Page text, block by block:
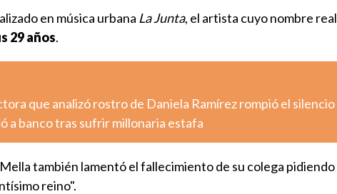
en música urbana La Junta, el artista cuyo nombre real
29 años.
que analizó rostro de Daniela Ramírez rompió el silencio
a banco tras sufrir millonaria estafa
también lamentó el fallecimiento de su colega pidiendo
reino".